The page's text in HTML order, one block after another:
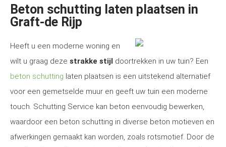
Beton schutting laten plaatsen in
Graft-de Rijp
Heeft u een moderne woning en
wilt u graag deze strakke stijl doortrekken in uw tuin? Een
beton schutting laten plaatsen is een uitstekend alternatief
voor een gemetselde muur en geeft uw tuin een moderne
touch. Schutting Service kan beton eenvoudig bewerken,
waardoor een beton schutting in diverse beton motieven en
afwerkingen gemaakt kan worden, zoals rotsmotief. Door de